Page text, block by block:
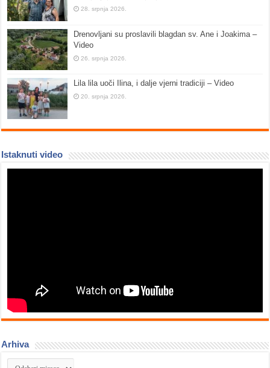
28. srpnja 2026.
Drenovljani su proslavili blagdan sv. Ane i Joakima –
Video
26. srpnja 2026.
Lila lila uoči Ilina, i dalje vjerni tradiciji – Video
20. srpnja 2026.
Istaknuti video
Arhiva
Arhiva